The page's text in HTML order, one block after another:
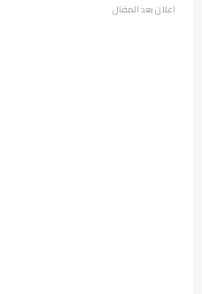
اعلان بعد المقال